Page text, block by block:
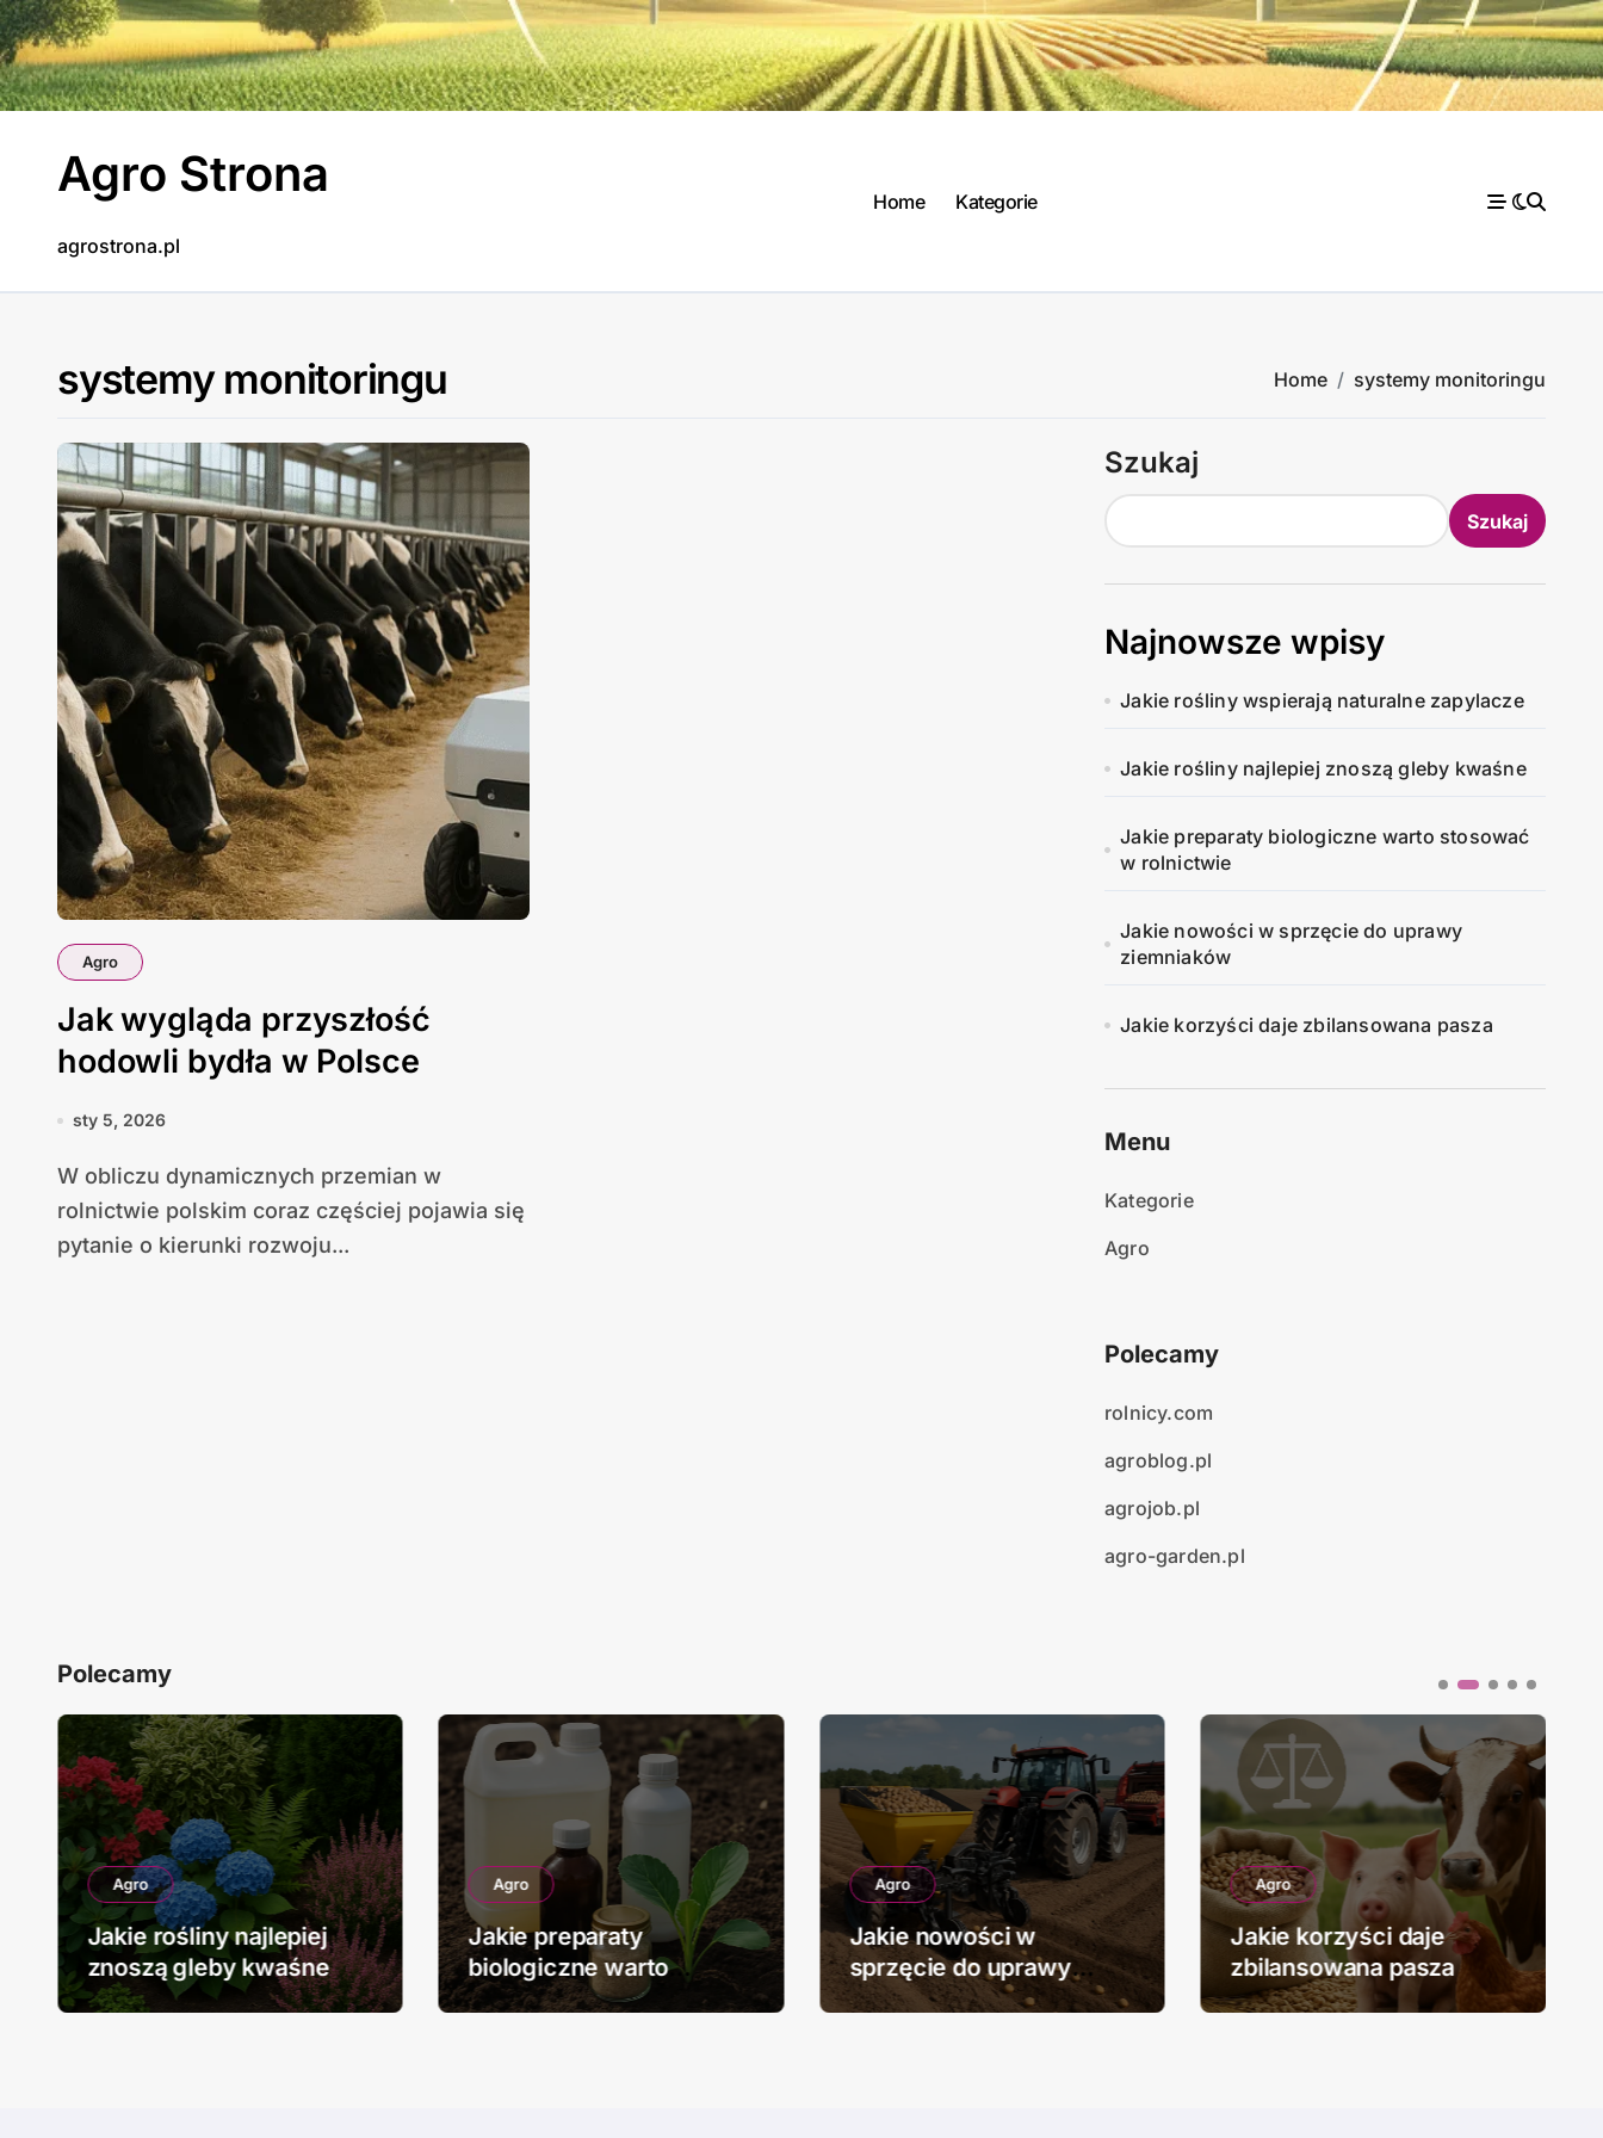
Skip
to
content
Agro Strona
agrostrona.pl
Home Kategorie
systemy monitoringu Home systemy monitoringu
Agro
Jak wygląda przyszłość
hodowli bydła w Polsce
sty 5, 2026
W obliczu dynamicznych przemian w
rolnictwie polskim coraz częściej pojawia się
pytanie o kierunki rozwoju...
Szukaj
Szukaj
Najnowsze wpisy
Jakie rośliny wspierają naturalne zapylacze
Jakie rośliny najlepiej znoszą gleby kwaśne
Jakie preparaty biologiczne warto stosować
w rolnictwie
Jakie nowości w sprzęcie do uprawy
ziemniaków
Jakie korzyści daje zbilansowana pasza
Menu
Kategorie
Agro
Polecamy
rolnicy.com
agroblog.pl
agrojob.pl
agro-garden.pl
Polecamy
Agro
Jakie rośliny najlepiej
znoszą gleby kwaśne
Agro
Jakie preparaty
biologiczne warto
stosować w rolnictwie
Agro
Jakie nowości w
sprzęcie do uprawy
ziemniaków
Agro
Jakie korzyści daje
zbilansowana pasza